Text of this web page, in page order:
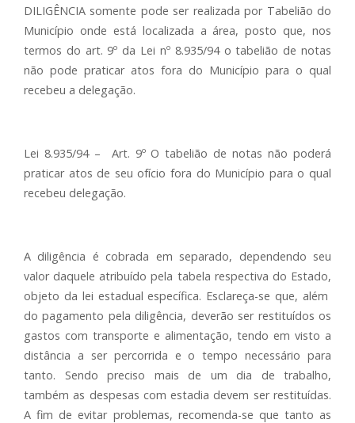
DILIGÊNCIA somente pode ser realizada por Tabelião do
Município onde está localizada a área, posto que, nos
termos do art. 9º da Lei nº 8.935/94 o tabelião de notas
não pode praticar atos fora do Município para o qual
recebeu a delegação.
Lei 8.935/94 – Art. 9º O tabelião de notas não poderá
praticar atos de seu ofício fora do Município para o qual
recebeu delegação.
A diligência é cobrada em separado, dependendo seu
valor daquele atribuído pela tabela respectiva do Estado,
objeto da lei estadual específica. Esclareça-se que, além
do pagamento pela diligência, deverão ser restituídos os
gastos com transporte e alimentação, tendo em visto a
distância a ser percorrida e o tempo necessário para
tanto. Sendo preciso mais de um dia de trabalho,
também as despesas com estadia devem ser restituídas.
A fim de evitar problemas, recomenda-se que tanto as